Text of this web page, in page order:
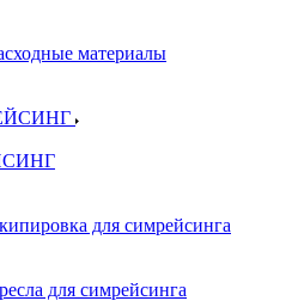
материалы
для симрейсинга
для симрейсинга